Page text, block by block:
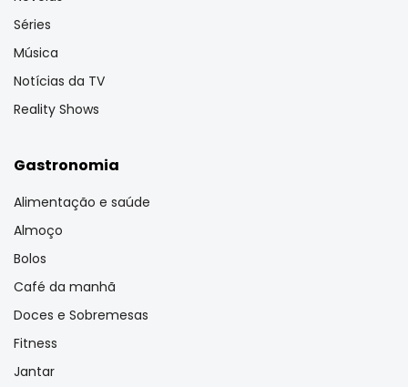
Séries
Música
Notícias da TV
Reality Shows
Gastronomia
Alimentação e saúde
Almoço
Bolos
Café da manhã
Doces e Sobremesas
Fitness
Jantar